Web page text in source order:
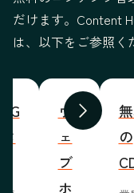
だけます。Content
は、以下をご参照く
前へ 次へ
ウ
ェ
ブ
ホ
の